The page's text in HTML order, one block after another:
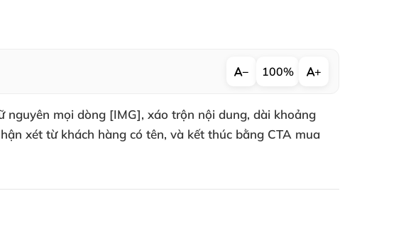
− 100% +
nguyên mọi dòng [IMG], xáo trộn nội dung, dài khoảng
xét từ khách hàng có tên, và kết thúc bằng CTA mua